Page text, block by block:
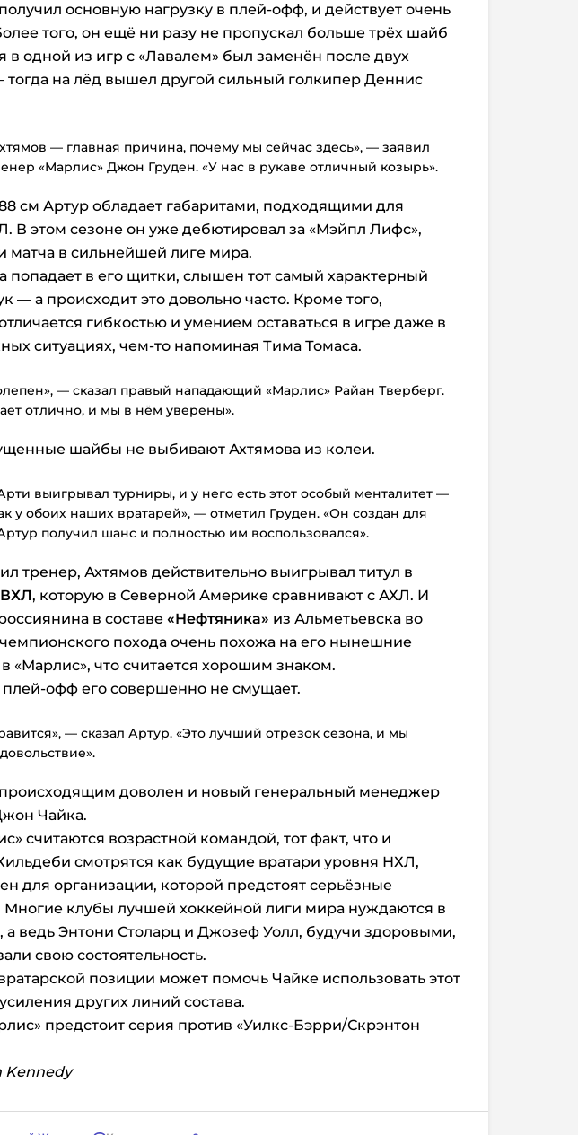
основную нагрузку в плей-офф, и действует очень
того, он ещё ни разу не пропускал больше трёх шайб
в одной из игр с «Лавалем» был заменён после двух
на лёд вышел другой сильный голкипер Деннис
— главная причина, почему мы сейчас здесь», — заявил
«Марлис» Джон Груден. «У нас в рукаве отличный козырь».
см Артур обладает габаритами, подходящими для
В этом сезоне он уже дебютировал за «Мэйпл Лифс»,
матча в сильнейшей лиге мира.
попадает в его щитки, слышен тот самый характерный
— а происходит это довольно часто. Кроме того,
гибкостью и умением оставаться в игре даже в
ситуациях, чем-то напоминая Тима Томаса.
— сказал правый нападающий «Марлис» Райан Тверберг.
отлично, и мы в нём уверены».
шайбы не выбивают Ахтямова из колеи.
выигрывал турниры, и у него есть этот особый менталитет —
у обоих наших вратарей», — отметил Груден. «Он создан для
получил шанс и полностью им воспользовался».
тренер, Ахтямов действительно выигрывал титул в
ВХЛ, которую в Северной Америке сравнивают с АХЛ. И
в составе «Нефтяника» из Альметьевска во
похода очень похожа на его нынешние
«Марлис», что считается хорошим знаком.
офф его совершенно не смущает.
— сказал Артур. «Это лучший отрезок сезона, и мы
доволен и новый генеральный менеджер
Чайка.
считаются возрастной командой, тот факт, что и
смотрятся как будущие вратари уровня НХЛ,
для организации, которой предстоят серьёзные
клубы лучшей хоккейной лиги мира нуждаются в
а ведь Энтони Столарц и Джозеф Уолл, будучи здоровыми,
свою состоятельность.
позиции может помочь Чайке использовать этот
других линий состава.
предстоит серия против «Уилкс-Бэрри/Скрэнтон
Kennedy